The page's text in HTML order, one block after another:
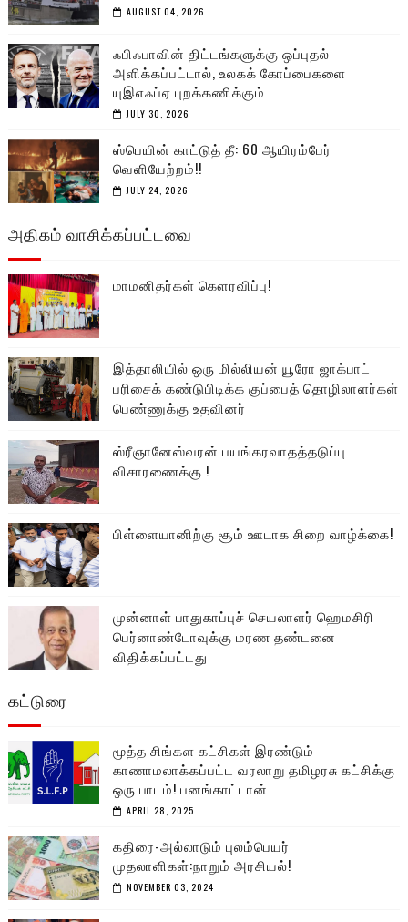
AUGUST 04, 2026
ஃபிஃபாவின் திட்டங்களுக்கு ஒப்புதல்
அளிக்கப்பட்டால், உலகக் கோப்பைகளை
யுஇஎஃப்ஏ புறக்கணிக்கும்
JULY 30, 2026
ஸ்பெயின் காட்டுத் தீ: 60 ஆயிரம்பேர்
வெளியேற்றம்!!
JULY 24, 2026
அதிகம் வாசிக்கப்பட்டவை
மாமனிதர்கள் கௌரவிப்பு!
இத்தாலியில் ஒரு மில்லியன் யூரோ ஜாக்பாட்
பரிசைக் கண்டுபிடிக்க குப்பைத் தொழிலாளர்கள்
பெண்ணுக்கு உதவினர்
ஸ்ரீஞானேஸ்வரன் பயங்கரவாதத்தடுப்பு
விசாரணைக்கு !
பிள்ளையானிற்கு சூம் ஊடாக சிறை வாழ்க்கை!
முன்னாள் பாதுகாப்புச் செயலாளர் ஹெமசிரி
பெர்னாண்டோவுக்கு மரண தண்டனை
விதிக்கப்பட்டது
கட்டுரை
மூத்த சிங்கள கட்சிகள் இரண்டும்
காணாமலாக்கப்பட்ட வரலாறு தமிழரசு கட்சிக்கு
ஒரு பாடம்! பனங்காட்டான்
APRIL 28, 2025
கதிரை-அல்லாடும் புலம்பெயர்
முதலாளிகள்:நாறும் அரசியல்!
NOVEMBER 03, 2024